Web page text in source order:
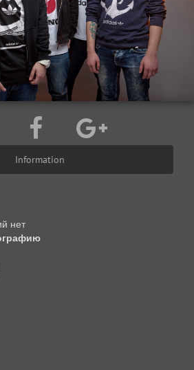
Information
нет